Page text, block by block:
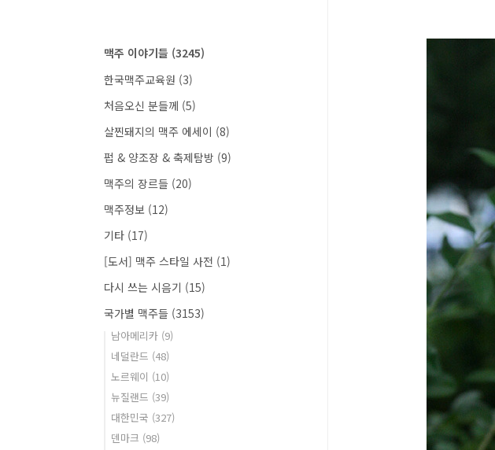
맥주 이야기들 (3245)
한국맥주교육원 (3)
처음오신 분들께 (5)
살찐돼지의 맥주 에세이 (8)
펍 & 양조장 & 축제탐방 (9)
맥주의 장르들 (20)
맥주정보 (12)
기타 (17)
[도서] 맥주 스타일 사전 (1)
다시 쓰는 시음기 (15)
국가별 맥주들 (3153)
남아메리카 (9)
네덜란드 (48)
노르웨이 (10)
뉴질랜드 (39)
대한민국 (327)
덴마크 (98)